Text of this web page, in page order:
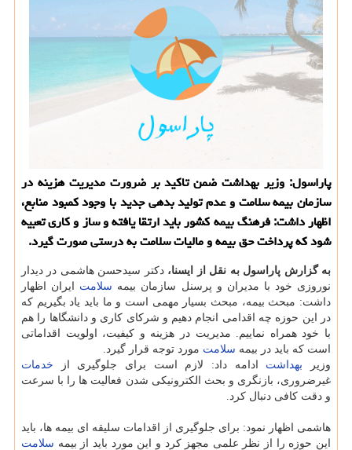
پاراسول: وزیر بهداشت ضمن تاكید بر ضرورت مدیریت هزینه در
سازمان بیمه سلامت و عدم تولید بدهی جدید با وجود كمبود منابع،
اظهار داشت: فرهنگ بیمه كشور باید ارتقا یافته و ساز و كاری تعبیه
شود كه پرداخت حق بیمه و مالیات سلامت به درستی صورت گیرد.
به گزارش پاراسول به نقل از ایسنا،دكتر سیدحسن هاشمی در دیدار
نوروزی خود با مدیران و پرسنل سازمان بیمه سلامت ایران اظهار
داشت: مبحث بیمه، مبحث بسیار مهمی است و ما باید یاد بگیریم كه
در این حوزه چه اقدامی انجام دهیم و شركای كاری و دانشگاها را هم
با خود همراه نماییم. مدیریت در هزینه و كیفیت، اولویت اقداماتی
است كه باید در بیمه سلامت مورد توجه قرار گیرد.
وزیر بهداشت ادامه داد: لازم است برای جلوگیری از خدمات
غیرضروری، بازنگری و بحث الكترونیكی شدن فعالیت ها را با سرعت
و دقت كافی دنبال كرد.
هاشمی اظهار نمود: برای جلوگیری از اقدامات سلیقه ای بیمه ها، باید
این حوزه را از نظر علمی مجهز كرد و این مورد باید از بیمه سلامت